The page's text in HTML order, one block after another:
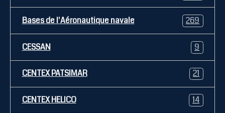
Bases de l'Aéronautique navale 269
CESSAN 9
CENTEX PATSIMAR 21
CENTEX HELICO 14